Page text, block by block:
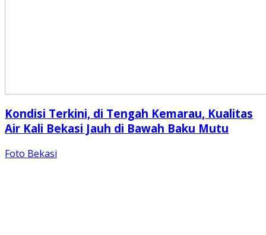
Kondisi Terkini, di Tengah Kemarau, Kualitas
Air Kali Bekasi Jauh di Bawah Baku Mutu
Foto Bekasi